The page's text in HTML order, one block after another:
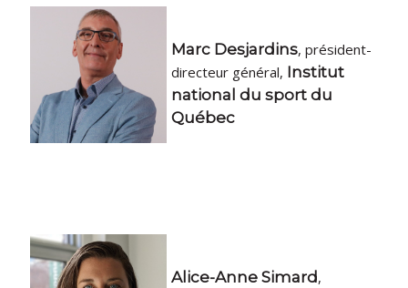
Marc Desjardins, président-
directeur général, Institut
national du sport du
Québec
Alice-Anne Simard,